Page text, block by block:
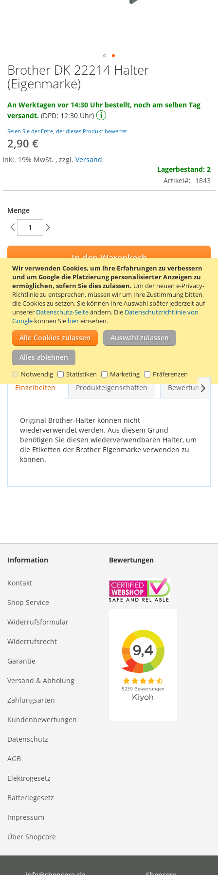
Wir verwenden Cookies, um Ihre Erfahrungen zu verbessern
und um Google die Platzierung personalisierter Anzeigen zu
ermöglichen, sofern Sie dies zulassen. Um der neuen e-Privacy-
Richtlinie zu entsprechen, müssen wir um Ihre Zustimmung bitten,
die Cookies zu setzen.Sie können Ihre Auswahl später jederzeit auf
unserer Datenschutz-Seiteändern. Die Datenschutzrichtlinie von
Google können Sie hiereinsehen.
Alle Cookies zulassen Auswahl zulassen
Alles ablehnen
Notwendig Statistiken Marketing Präferenzen
Zum
Anfang
der
springen
Brother DK-22214 Halter
(Eigenmarke)
An Werktagen vor 14:30 Uhr bestellt, noch am selben Tag
versandt. (DPD: 12:30 Uhr)
Seien Sie der Erste, der dieses Produkt bewertet
2,90 €
Inkl. 19% MwSt. , zzgl. Versand
Lagerbestand: 2
Artikel
1843
Menge
In den Warenkorb
ZUR WUNSCHLISTE HINZUFÜGEN
ZUR VERGLEICHSLISTE HINZUFÜGEN
Wiederverwendbarer Halter für Etiketten der Brother
Eigenmarke DK-22214. Der Halter ist einfach zu montieren
und kann viele Male wiederverwendet werden.
Einzelheiten Produkteigenschaften Bewertungen
Original Brother-Halter können nicht
wiederverwendet werden. Aus diesem Grund
benötigen Sie diesen wiederverwendbaren Halter, um
die Etiketten der Brother Eigenmarke verwenden zu
können.
Information
Kontakt
Shop Service
Widerrufsformular
Widerrufsrecht
Garantie
Versand & Abholung
Zahlungsarten
Kundenbewertungen
Datenschutz
AGB
Elektrogesetz
Batteriegesetz
Impressum
Über Shopcore
Bewertungen